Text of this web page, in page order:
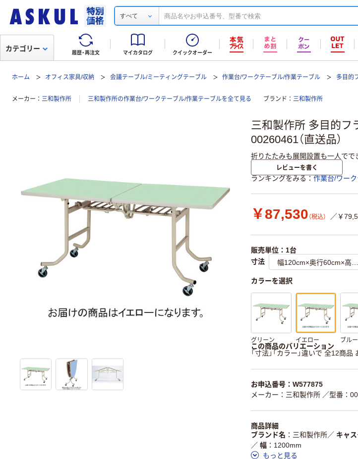
すべて
履歴・再注文 マイカタログ クイックオーダー
カテゴリー
ホーム オフィス家具/収納 会議テーブル/ミーティングテーブル 作業台/ワークテーブル/作業テーブル 多目的
メーカー 三和製作所 三和製作所の作業台/ワークテーブル/作業テーブルを全て見る ブランド 三和製作所
三和製作所 多目的フ
00260461（直送品）
折りたたみも展開設置も一人でで
レビューを書く
ランキングをみる 作業台/ワー
￥87,530 （税込） ／￥
販売単位：1台
寸法
カラーを選択
グリーン イエロー ブルー
この商品のバリエーション
「寸法」「カラー」違いで 全12商品
お申込番号：W577875
メーカー：三和製作所 ／型番：
商品詳細
ブランド名
三和製作所／ キャ
／ 幅
1200mm
もっと見る